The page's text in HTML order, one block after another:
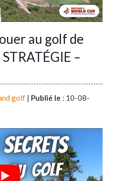
au golf de
–
golf | Publié le : 10-08-